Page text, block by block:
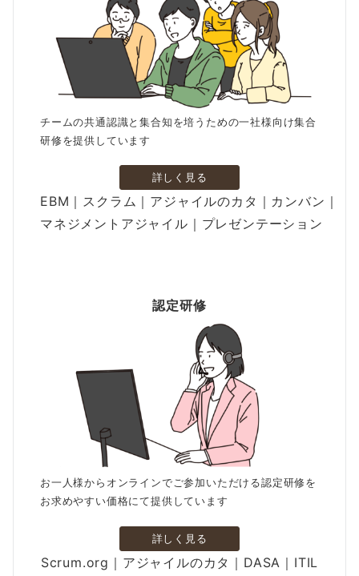
チームの共通認識と集合知を培うための一社様向け集合
研修を提供しています
詳しく見る
EBM｜スクラム｜アジャイルのカタ｜カンバン｜
マネジメントアジャイル｜プレゼンテーション
認定研修
お一人様からオンラインでご参加いただける認定研修を
お求めやすい価格にて提供しています
詳しく見る
Scrum.org｜アジャイルのカタ｜DASA｜ITIL